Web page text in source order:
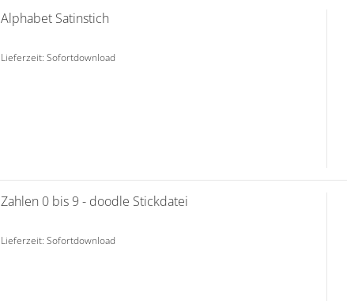
Alphabet Satinstich
Lieferzeit: Sofortdownload
Zahlen 0 bis 9 - doodle Stickdatei
Lieferzeit: Sofortdownload